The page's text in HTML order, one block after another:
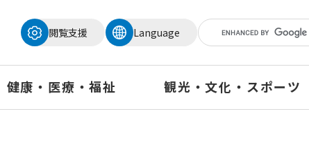
閲覧支援
Language
健康・医療・福祉 観光・文化・スポーツ